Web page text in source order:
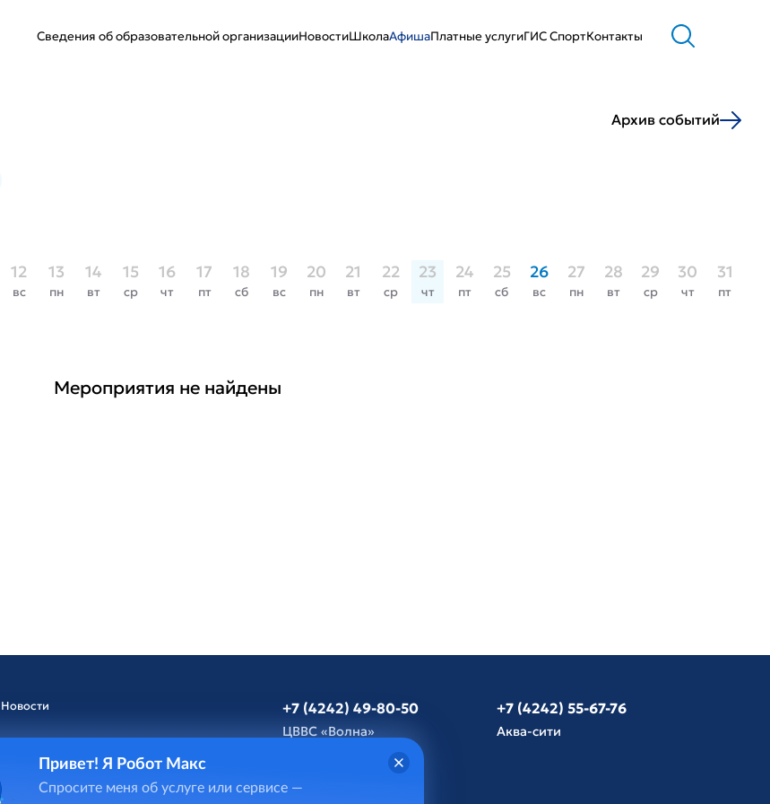
Сведения об образовательной организацииНовостиШколаАфишаПлатные услугиГИС CпортКонтакты
Архив событий
12
вс
13
пн
14
вт
15
ср
16
чт
17
пт
18
сб
19
вс
20
пн
21
вт
22
ср
23
чт
24
пт
25
сб
26
вс
27
пн
28
вт
29
ср
30
чт
31
пт
Мероприятия не найдены
Новости
ГИС Cпорт
+7 (4242) 49-80-50
ЦВВС «Волна»
+7 (4242) 55-67-76
Аква-сити
Привет! Я Робот Макс
Спросите меня об услуге или сервисе —